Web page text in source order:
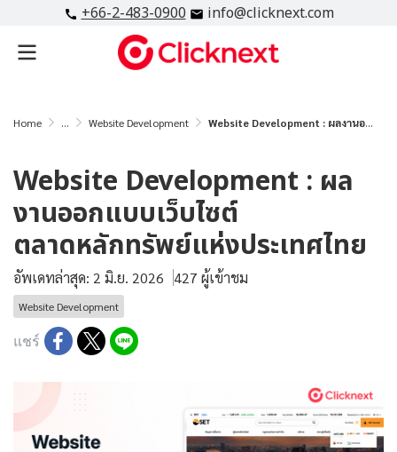
+66-2-483-0900 info@clicknext.com
Home ... Website Development Website Development : ผลงานออกแบบเว็บไซต์ตลาดหลักทรัพย์แห่งประเทศไทย
Website Development : ผล
งานออกแบบเว็บไซต์
ตลาดหลักทรัพย์แห่งประเทศไทย
อัพเดทล่าสุด: 2 มิ.ย. 2026 427 ผู้เข้าชม
Website Development
แชร์